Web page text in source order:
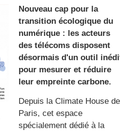
gratuite
Nouveau cap pour la
transition écologique du
numérique : les acteurs
des télécoms disposent
désormais d'un outil
pour mesurer et réduire
leur empreinte carbone.
Depuis la Climate House de
Paris, cet espace
spécialement dédié à la